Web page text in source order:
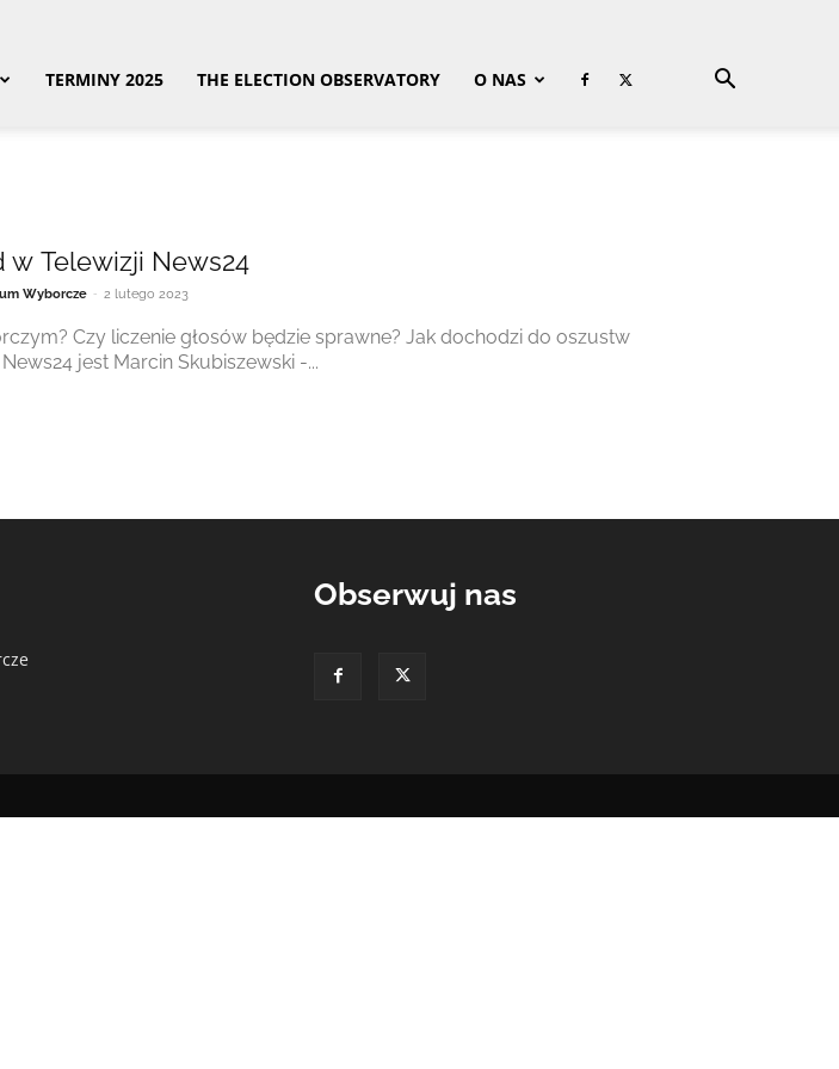
TERMINY 2025 THE ELECTION OBSERVATORY O NAS
Telewizji News24
Wyborcze - 2 lutego 2023
Czy liczenie głosów będzie sprawne? Jak dochodzi do oszustw
jest Marcin Skubiszewski -...
Obserwuj nas